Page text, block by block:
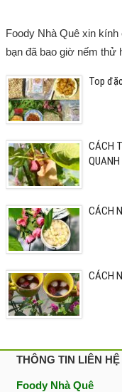
Foody Nhà Quê xin
bạn đã bao giờ nếm thử
Top
CÁCH
CÁCH
CÁCH
THÔNG TIN LIÊN HỆ
Foody Nhà Quê